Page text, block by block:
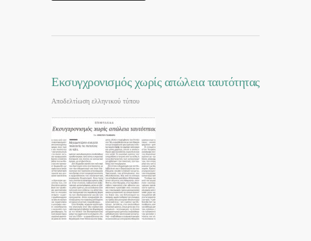
Εκσυγχρονισμός χωρίς απώλεια ταυτότητας
Αποδελτίωση ελληνικού τύπου